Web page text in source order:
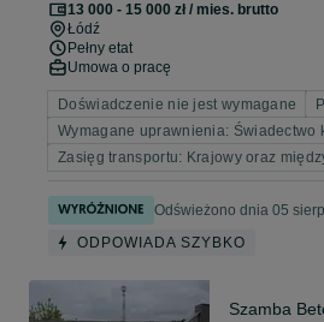
13 000 - 15 000 zł / mies. brutto
Łódź
Pełny etat
Umowa o pracę
Doświadczenie nie jest wymagane
Wymagane uprawnienia: Świadectwo
Zasięg transportu: Krajowy oraz
Odświeżono dnia 05
ODPOWIADA SZYBKO
Szamba